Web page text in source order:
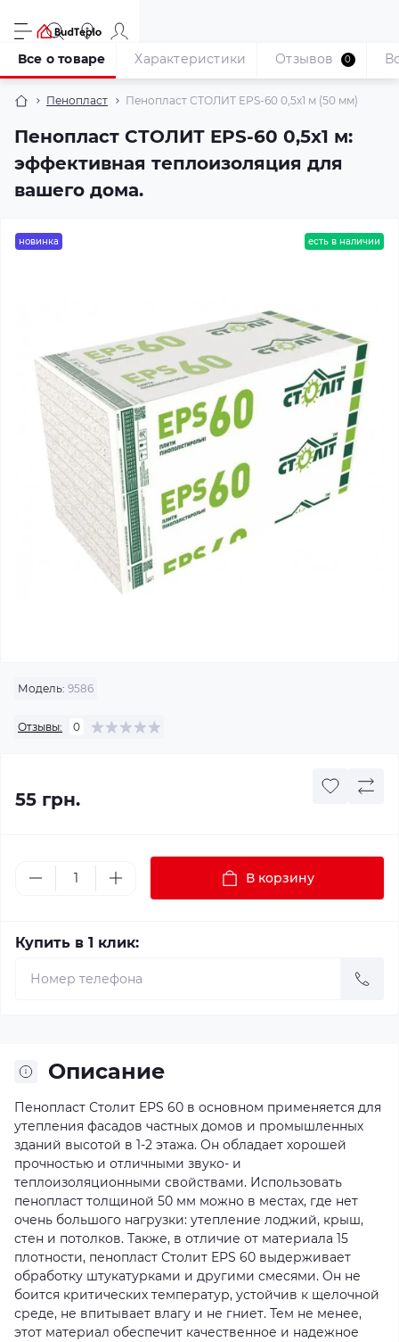
Пенопласт Пенопласт СТОЛИТ EPS-60 0,5x1 м (50 мм)
Пенопласт СТОЛИТ EPS-60 0,5x1 м:
эффективная теплоизоляция для
вашего дома.
Все о товаре Характеристики Отзывов 0
новинка есть в наличии
Модель: 9586
Отзывы: 0
55 грн.
В корзину
Купить в 1 клик:
Описание
Пенопласт Столит EPS 60 в основном применяется для
утепления фасадов частных домов и промышленных
зданий высотой в 1-2 этажа. Он обладает хорошей
прочностью и отличными звуко- и
теплоизоляционными свойствами. Использовать
пенопласт толщиной 50 мм можно в местах, где нет
очень большого нагрузки: утепление лоджий, крыш,
стен и потолков. Также, в отличие от материала 15
плотности, пенопласт Столит EPS 60 выдерживает
обработку штукатурками и другими смесями. Он не
боится критических температур, устойчив к щелочной
среде, не впитывает влагу и не гниет. Тем не менее,
этот материал обеспечит качественное и надежное